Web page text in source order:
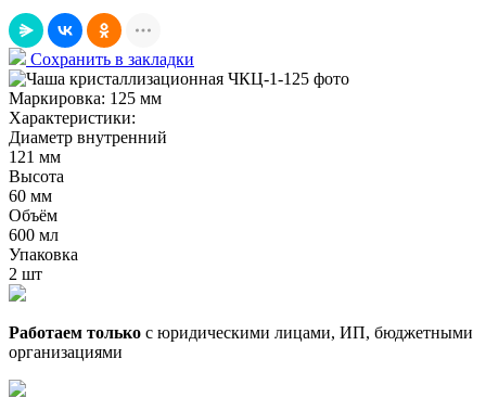
Сохранить в закладки
Маркировка: 125 мм
Характеристики:
Диаметр внутренний
121 мм
Высота
60 мм
Объём
600 мл
Упаковка
2 шт
Работаем только с юридическими лицами, ИП, бюджетными
организациями